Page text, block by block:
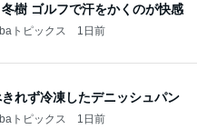
樹 ゴルフで汗をかくのが快感
トピックス 1日前
れず冷凍したデニッシュパン
トピックス 1日前